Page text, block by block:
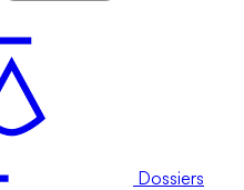
Dossiers